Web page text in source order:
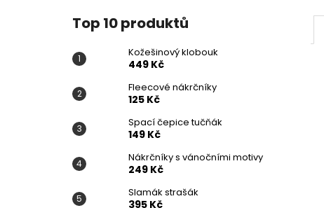
Top 10 produktů
Kožešinový klobouk
449 Kč
Fleecové nákrčníky
125 Kč
Spací čepice tučňák
149 Kč
Nákrčníky s vánočními motivy
249 Kč
Slamák strašák
395 Kč